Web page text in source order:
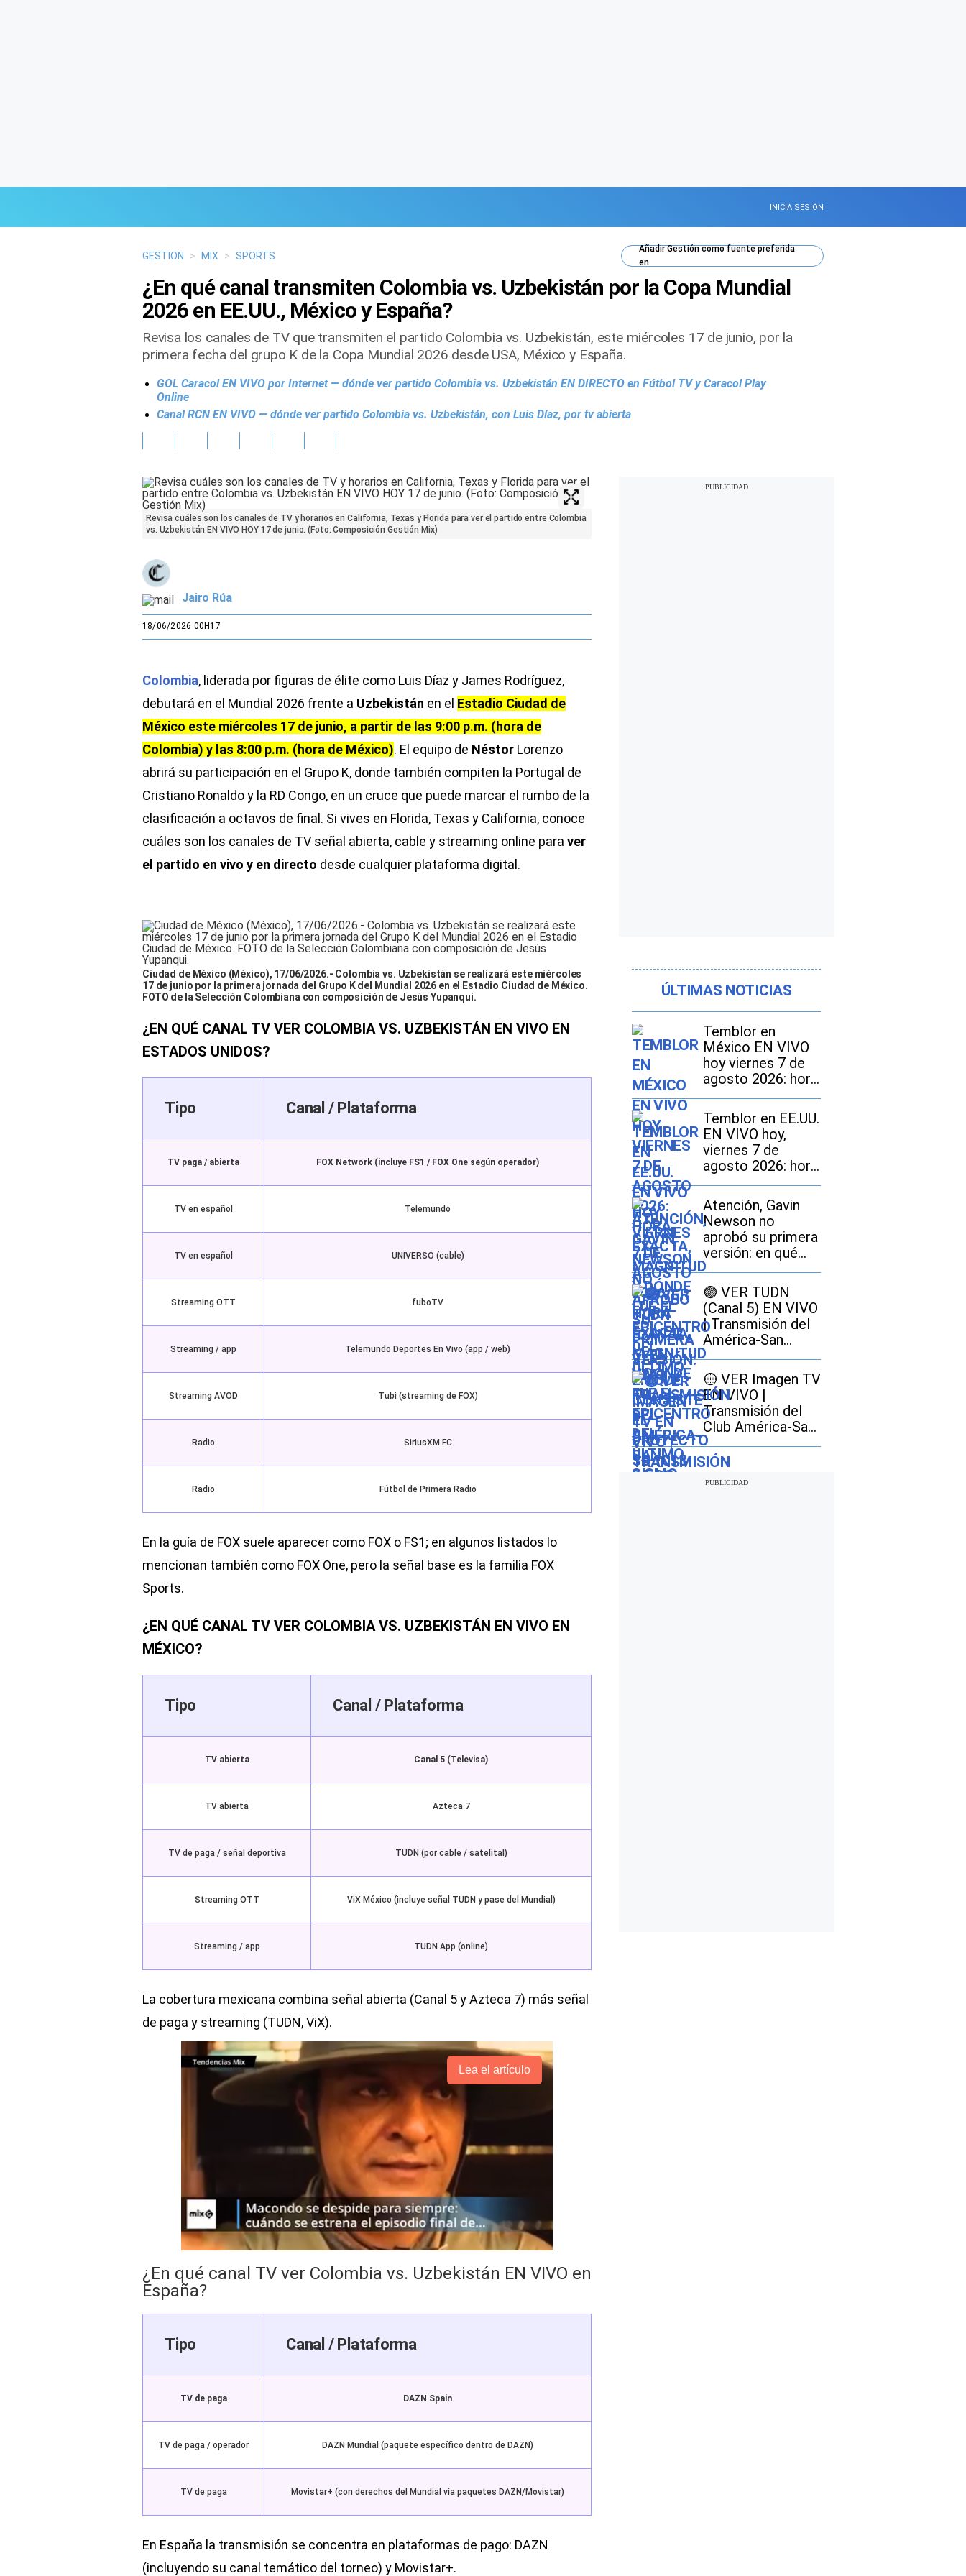
INICIA SESIÓN
GESTION > MIX > SPORTS
AñadirGestióncomo fuente preferida
en
¿En qué canal transmiten Colombia vs. Uzbekistán por la Copa Mundial
2026 en EE.UU., México y España?
Revisa los canales de TV que transmiten el partido Colombia vs. Uzbekistán, este miércoles 17 de junio, por la
primera fecha del grupo K de la Copa Mundial 2026 desde USA, México y España.
GOL Caracol EN VIVO por Internet — dónde ver partido Colombia vs. Uzbekistán EN DIRECTO en Fútbol TV y Caracol Play
Online
Canal RCN EN VIVO — dónde ver partido Colombia vs. Uzbekistán, con Luis Díaz, por tv abierta
Revisa cuáles son los canales de TV y horarios en California, Texas y Florida para ver el partido entre Colombia
vs. Uzbekistán EN VIVO HOY 17 de junio. (Foto: Composición Gestión Mix)
Jairo Rúa
18/06/2026 00H17
Colombia, liderada por figuras de élite como Luis Díaz y James Rodríguez,
debutará en el Mundial 2026 frente a Uzbekistán en el Estadio Ciudad de
México este miércoles 17 de junio, a partir de las 9:00 p.m. (hora de
Colombia) y las 8:00 p.m. (hora de México). El equipo de Néstor Lorenzo
abrirá su participación en el Grupo K, donde también compiten la Portugal de
Cristiano Ronaldo y la RD Congo, en un cruce que puede marcar el rumbo de la
clasificación a octavos de final. Si vives en Florida, Texas y California, conoce
cuáles son los canales de TV señal abierta, cable y streaming online para ver
el partido en vivo y en directo desde cualquier plataforma digital.
Ciudad de México (México), 17/06/2026.- Colombia vs. Uzbekistán se realizará este miércoles
17 de junio por la primera jornada del Grupo K del Mundial 2026 en el Estadio Ciudad de México.
FOTO de la Selección Colombiana con composición de Jesús Yupanqui.
¿EN QUÉ CANAL TV VER COLOMBIA VS. UZBEKISTÁN EN VIVO EN
ESTADOS UNIDOS?
Tipo Canal / Plataforma
TV paga / abierta FOX Network (incluye FS1 / FOX One según operador)
TV en español Telemundo
TV en español UNIVERSO (cable)
Streaming OTT fuboTV
Streaming / app Telemundo Deportes En Vivo (app / web)
Streaming AVOD Tubi (streaming de FOX)
Radio SiriusXM FC
Radio Fútbol de Primera Radio
En la guía de FOX suele aparecer como FOX o FS1; en algunos listados lo
mencionan también como FOX One, pero la señal base es la familia FOX
Sports.
¿EN QUÉ CANAL TV VER COLOMBIA VS. UZBEKISTÁN EN VIVO EN
MÉXICO?
Tipo Canal / Plataforma
TV abierta Canal 5 (Televisa)
TV abierta Azteca 7
TV de paga / señal deportiva TUDN (por cable / satelital)
Streaming OTT ViX México (incluye señal TUDN y pase del Mundial)
Streaming / app TUDN App (online)
La cobertura mexicana combina señal abierta (Canal 5 y Azteca 7) más señal
de paga y streaming (TUDN, ViX).
Lea el artículo
¿En qué canal TV ver Colombia vs. Uzbekistán EN VIVO en
España?
Tipo Canal / Plataforma
TV de paga DAZN Spain
TV de paga / operador DAZN Mundial (paquete específico dentro de DAZN)
TV de paga Movistar+ (con derechos del Mundial vía paquetes DAZN/Movistar)
En España la transmisión se concentra en plataformas de pago: DAZN
(incluyendo su canal temático del torneo) y Movistar+.
ÚLTIMAS NOTICIAS
Temblor en
México EN VIVO
hoy viernes 7 de
agosto 2026: hora
exacta, magnitud y
dónde fue el
epicentro del
último
Temblor en EE.UU.
EN VIVO hoy,
viernes 7 de
agosto 2026: hora
exacta, magnitud y
dónde fue el
epicentro del
último sismo
Atención, Gavin
Newson no
aprobó su primera
versión: en qué
consiste el
proyecto SB 1013
en California y
cómo afectaría a
los conductores
🟣 VER TUDN
(Canal 5) EN VIVO
| Transmisión del
América-San
Diego GRATIS por
señal abierta
🟡 VER Imagen TV
EN VIVO |
Transmisión del
Club América-San
Diego FC GRATIS
por señal abierta